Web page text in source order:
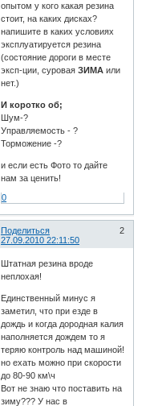
опытом у кого какая резина
стоит, на каких дисках?
напишите в каких условиях
эксплуатируется резина
(состояние дороги в месте
эксп-ции, суроваяЗИМА или
нет.)
И коротко об;
Шум-?
Управляемость - ?
Торможение -?
и если есть Фото то дайте
нам за ценить!
0
Поделиться
2
27.09.2010 22:11:50
Штатная резина вроде
неплохая!
Единственный минус я
заметил, что при езде в
дождь и когда дородная калия
наполняется дождем то я
теряю контроль над машиной!
но ехать можно при скорости
до 80-90 км\ч
Вот не знаю что поставить на
зиму??? У нас в